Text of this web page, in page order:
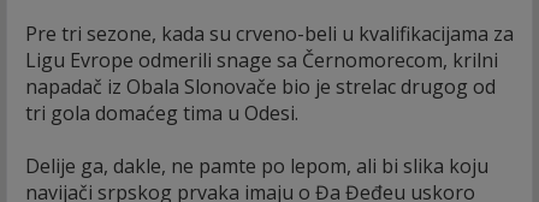
Pre tri sezone, kada su crveno-beli u kvalifikacijama za
Ligu Evrope odmerili snage sa Černomorecom, krilni
napadač iz Obala Slonovače bio je strelac drugog od
tri gola domaćeg tima u Odesi.
Delije ga, dakle, ne pamte po lepom, ali bi slika koju
navijači srpskog prvaka imaju o Đa Đeđeu uskoro